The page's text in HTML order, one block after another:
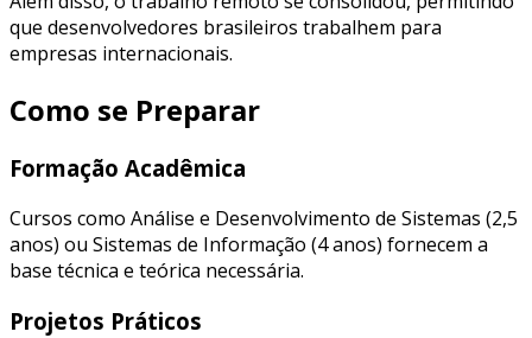
que desenvolvedores brasileiros trabalhem para
empresas internacionais.
Como se Preparar
Formação Acadêmica
Cursos como Análise e Desenvolvimento de Sistemas (2,5
anos) ou Sistemas de Informação (4 anos) fornecem a
base técnica e teórica necessária.
Projetos Práticos